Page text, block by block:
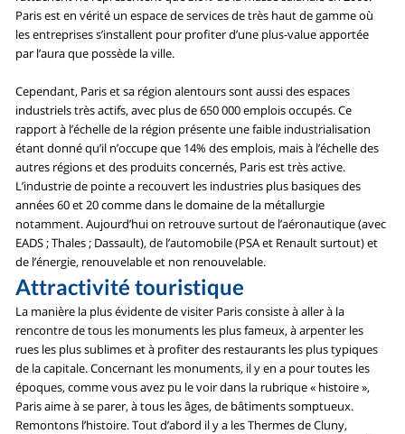
Paris est en vérité un espace de services de très haut de gamme où
les entreprises s’installent pour profiter d’une plus-value apportée
par l’aura que possède la ville.
Cependant, Paris et sa région alentours sont aussi des espaces
industriels très actifs, avec plus de 650 000 emplois occupés. Ce
rapport à l’échelle de la région présente une faible industrialisation
étant donné qu’il n’occupe que 14% des emplois, mais à l’échelle des
autres régions et des produits concernés, Paris est très active.
L’industrie de pointe a recouvert les industries plus basiques des
années 60 et 20 comme dans le domaine de la métallurgie
notamment. Aujourd’hui on retrouve surtout de l’aéronautique (avec
EADS ; Thales ; Dassault), de l’automobile (PSA et Renault surtout) et
de l’énergie, renouvelable et non renouvelable.
Attractivité touristique
La manière la plus évidente de visiter Paris consiste à aller à la
rencontre de tous les monuments les plus fameux, à arpenter les
rues les plus sublimes et à profiter des restaurants les plus typiques
de la capitale. Concernant les monuments, il y en a pour toutes les
époques, comme vous avez pu le voir dans la rubrique « histoire »,
Paris aime à se parer, à tous les âges, de bâtiments somptueux.
Remontons l’histoire. Tout d’abord il y a les Thermes de Cluny,